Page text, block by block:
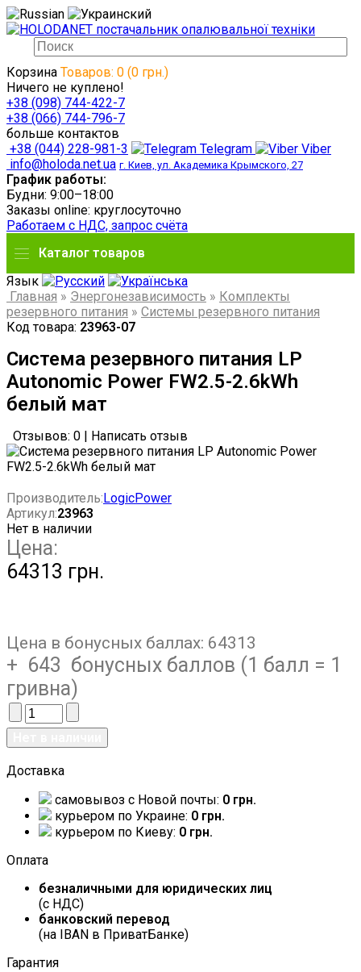
Корзина Товаров: 0 (0 грн.)
Ничего не куплено!
+38 (098) 744-422-7
+38 (066) 744-796-7
больше контактов
+38 (044) 228-981-3
Telegram
Viber
info@holoda.net.ua г. Киев, ул. Академика Крымского, 27
График работы:
Будни: 9:00–18:00
Заказы online: круглосуточно
Работаем с НДС, запрос счёта
Каталог товаров
Язык
Главная » Энергонезависимость » Комплекты
резервного питания » Системы резервного питания
Код товара: 23963-07
Система резервного питания LP
Autonomic Power FW2.5-2.6kWh
белый мат
Отзывов: 0 Написать отзыв
Производитель: LogicPower
Артикул:23963
Нет в наличии
Цена:
64313 грн.
Цена в бонусных баллах: 64313
+ 643 бонусных баллов (1 балл = 1
гривна)
Доставка
самовывоз c Новой почты: 0 грн.
курьером по Украине: 0 грн.
курьером по Киеву: 0 грн.
Оплата
безналичными для юридических лиц
(с НДС)
банковский перевод
(на IBAN в ПриватБанке)
Гарантия